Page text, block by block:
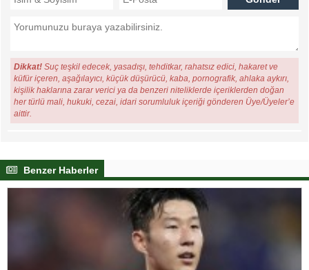
Dikkat! Suç teşkil edecek, yasadışı, tehditkar, rahatsız edici, hakaret ve
küfür içeren, aşağılayıcı, küçük düşürücü, kaba, pornografik, ahlaka aykırı,
kişilik haklarına zarar verici ya da benzeri niteliklerde içeriklerden doğan
her türlü mali, hukuki, cezai, idari sorumluluk içeriği gönderen Üye/Üyeler’e
aittir.
Benzer Haberler